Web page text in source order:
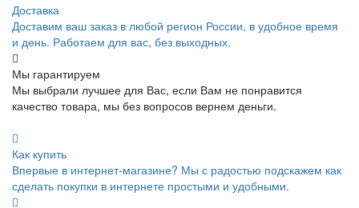
Доставка
Доставим ваш заказ в любой регион России, в удобное время
и день. Работаем для вас, без выходных.
Мы гарантируем
Мы выбрали лучшее для Вас, если Вам не понравится
качество товара, мы без вопросов вернем деньги.
Как купить
Впервые в интернет-магазине? Мы с радостью подскажем как
сделать покупки в интернете простыми и удобными.